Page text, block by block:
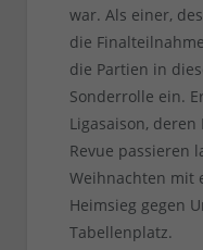
war. Als einer,
die
die Partien in
Sonderrolle ein.
Ligasaison,
Revue passieren
Weihnachten mit
Heimsieg gegen
Tabellenplatz.